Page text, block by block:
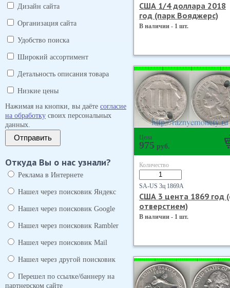
Дизайн сайта
Организация сайта
Удобство поиска
Широкий ассортимент
Детальность описания товара
Низкие цены
Нажимая на кнопки, вы даёте согласие
на обработку своих персональных
данных.
Отправить
Откуда Вы о нас узнали?
Реклама в Интернете
Нашел через поисковик Яндекс
Нашел через поисковик Google
Нашел через поисковик Rambler
Нашел через поисковик Mail
Нашел через другой поисковик
Перешел по ссылке/баннеру на
партнерском сайте
США 1/4 доллара 2018
год (парк Вояджерс)
В наличии - 1 шт.
Цена
975 руб.
Количество
SA-US 3ц 1869А
США 3 цента 1869 год
отверстием)
В наличии - 1 шт.